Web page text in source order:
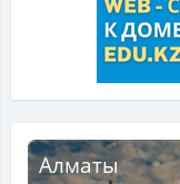
Алматы